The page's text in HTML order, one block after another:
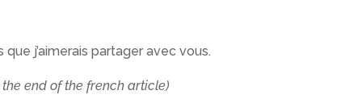
j’aimerais partager avec vous.
end of the french article)